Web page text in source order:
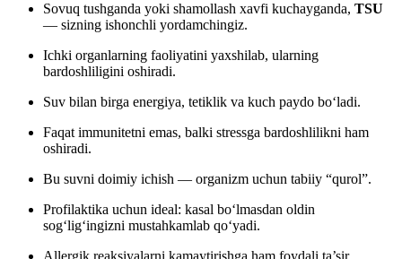
Sovuq tushganda yoki shamollash xavfi kuchayganda, TSU
— sizning ishonchli yordamchingiz.
Ichki organlarning faoliyatini yaxshilab, ularning
bardoshliligini oshiradi.
Suv bilan birga energiya, tetiklik va kuch paydo bo‘ladi.
Faqat immunitetni emas, balki stressga bardoshlilikni ham
oshiradi.
Bu suvni doimiy ichish — organizm uchun tabiiy “qurol”.
Profilaktika uchun ideal: kasal bo‘lmasdan oldin
sog‘lig‘ingizni mustahkamlab qo‘yadi.